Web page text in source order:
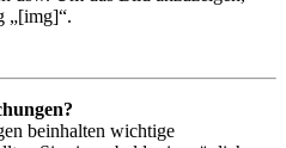
„[img]“.
beinhalten wichtige